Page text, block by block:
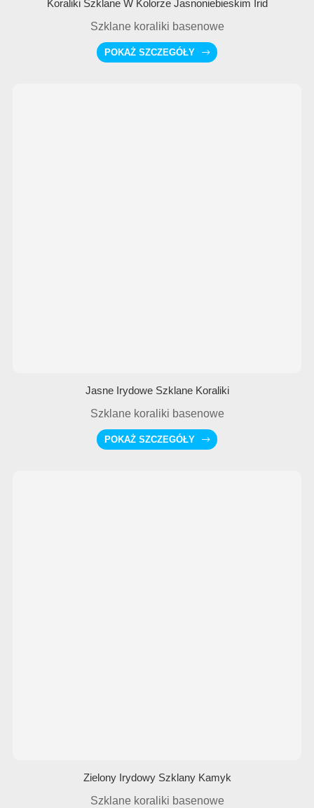
Koraliki Szklane W Kolorze Jasnoniebieskim Irid
Szklane koraliki basenowe
POKAŻ SZCZEGÓŁY
Jasne Irydowe Szklane Koraliki
Szklane koraliki basenowe
POKAŻ SZCZEGÓŁY
Zielony Irydowy Szklany Kamyk
Szklane koraliki basenowe